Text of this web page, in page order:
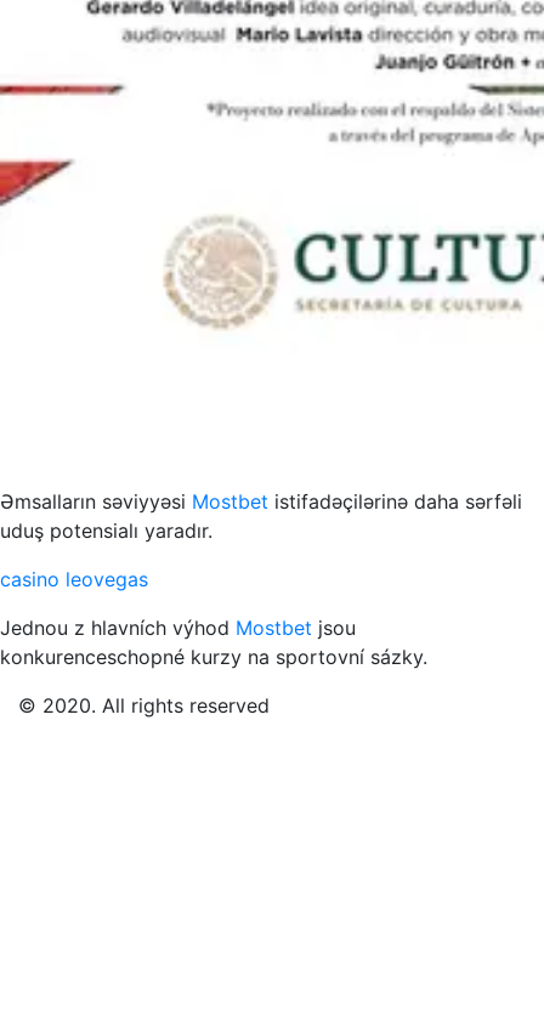
Əmsalların səviyyəsi Mostbet istifadəçilərinə daha sərfəli
uduş potensialı yaradır.
casino leovegas
Jednou z hlavních výhod Mostbet jsou
konkurenceschopné kurzy na sportovní sázky.
© 2020. All rights reserved